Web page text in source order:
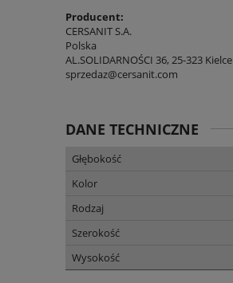
Producent:
CERSANIT S.A.
Polska
AL.SOLIDARNOŚCI 36, 25-323 Kielce
sprzedaz@cersanit.com
DANE TECHNICZNE
Głębokość
Kolor
Rodzaj
Szerokość
Wysokość